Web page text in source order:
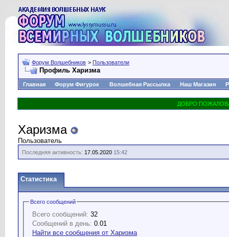
Форум Волшебников > Пользователи
Профиль Харизма
Главная Форум Фигурок Волшебная Рассылка Наш Магазин
Харизма
Пользователь
Последняя активность: 17.05.2020 15:42
Статистика
Всего сообщений
Всего сообщений: 32
Сообщений в день: 0.01
Найти все сообщения от Харизма